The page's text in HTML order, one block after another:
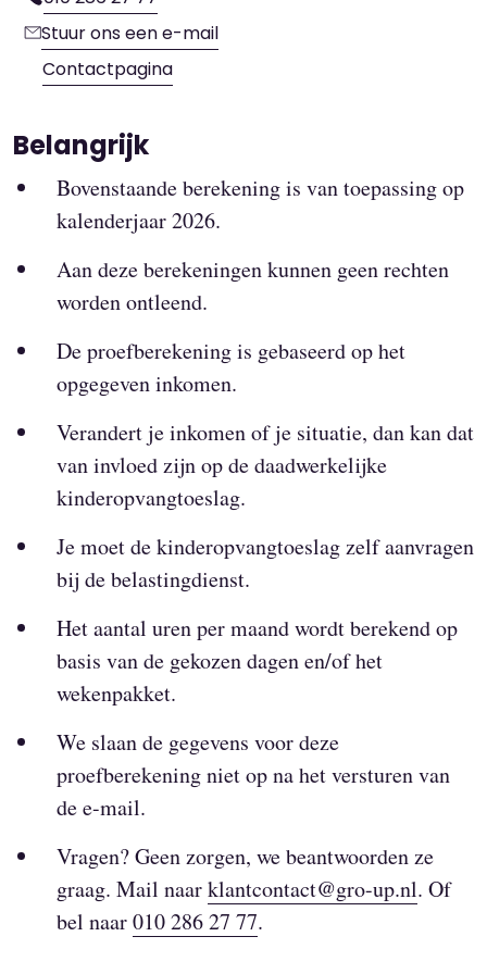
Stuur ons een e-mail
Contactpagina
Belangrijk
Bovenstaande berekening is van toepassing op
kalenderjaar 2026.
Aan deze berekeningen kunnen geen rechten
worden ontleend.
De proefberekening is gebaseerd op het
opgegeven inkomen.
Verandert je inkomen of je situatie, dan kan dat
van invloed zijn op de daadwerkelijke
kinderopvangtoeslag.
Je moet de kinderopvangtoeslag zelf aanvragen
bij de belastingdienst.
Het aantal uren per maand wordt berekend op
basis van de gekozen dagen en/of het
wekenpakket.
We slaan de gegevens voor deze
proefberekening niet op na het versturen van
de e-mail.
Vragen? Geen zorgen, we beantwoorden ze
graag. Mail naarklantcontact@gro-up.nl. Of
bel naar010 286 27 77.